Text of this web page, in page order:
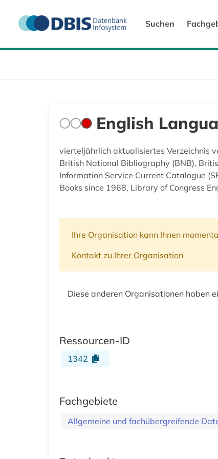
Suchen
English
vierteljährlich aktualisiertes Verzeichnis
British National Bibliography (BNB),
Information Service Current Catalogue
Books since 1968, Library of Congress
Ihre Organisation kann Ihnen
Kontakt zu Ihrer Organisation
Diese anderen Organisationen haben
Ressourcen-ID
1342
Fachgebiete
Allgemeine und fachübergreifende